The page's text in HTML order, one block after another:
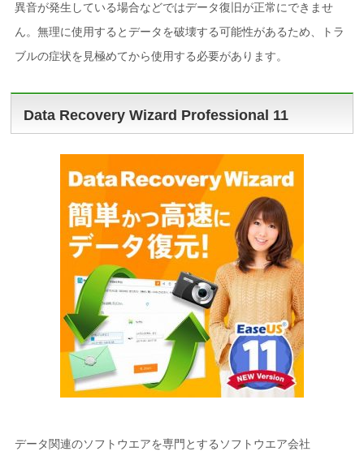
異音が発生している場合などではデータ復旧が正常にできませ
ん。無理に使用するとデータを破壊する可能性があるため、トラ
ブルの症状を見極めてから使用する必要があります。
Data Recovery Wizard Professional 11
データ関連のソフトウエアを専門とするソフトウエア会社